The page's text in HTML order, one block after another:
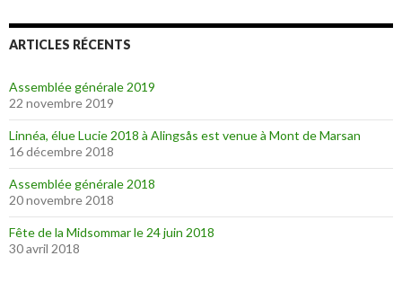
ARTICLES RÉCENTS
Assemblée générale 2019
22 novembre 2019
Linnéa, élue Lucie 2018 à Alingsås est venue à Mont de Marsan
16 décembre 2018
Assemblée générale 2018
20 novembre 2018
Fête de la Midsommar le 24 juin 2018
30 avril 2018